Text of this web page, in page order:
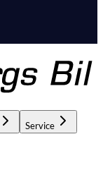
Service